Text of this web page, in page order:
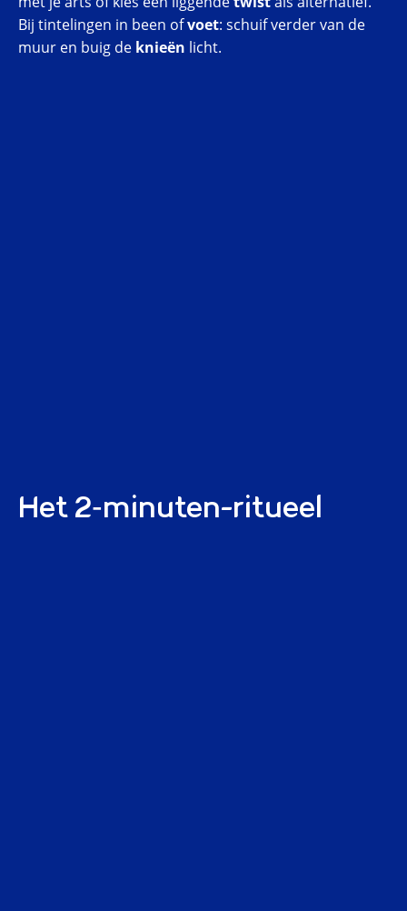
Bij tintelingen in been ofvoet: schuif verder van de
muur en buig de knieën licht.
Het 2‑minuten-ritueel